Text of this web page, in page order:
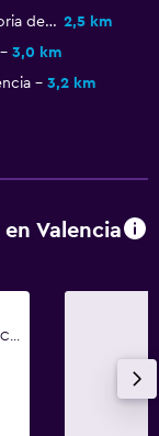
Museo de Historia de Valencia 2,5 km
3,0 km
3,2 km
Valencia